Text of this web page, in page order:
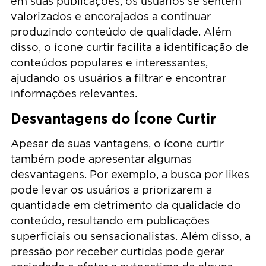
valorizados e encorajados a continuar
produzindo conteúdo de qualidade. Além
disso, o ícone curtir facilita a identificação de
conteúdos populares e interessantes,
ajudando os usuários a filtrar e encontrar
informações relevantes.
Desvantagens do Ícone Curtir
Apesar de suas vantagens, o ícone curtir
também pode apresentar algumas
desvantagens. Por exemplo, a busca por likes
pode levar os usuários a priorizarem a
quantidade em detrimento da qualidade do
conteúdo, resultando em publicações
superficiais ou sensacionalistas. Além disso, a
pressão por receber curtidas pode gerar